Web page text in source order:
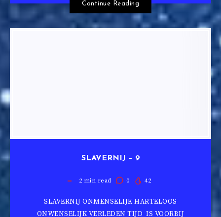
Continue Reading
SLAVERNIJ – 9
2 min read 0 42
SLAVERNIJ ONMENSELIJK HARTELOOS
ONWENSELIJK VERLEDEN TIJD IS VOORBIJ